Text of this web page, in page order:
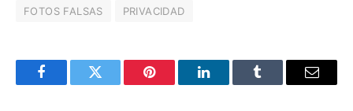
FOTOS FALSAS
PRIVACIDAD
FacebookTwitter Pinterest LinkedInTumblr Email